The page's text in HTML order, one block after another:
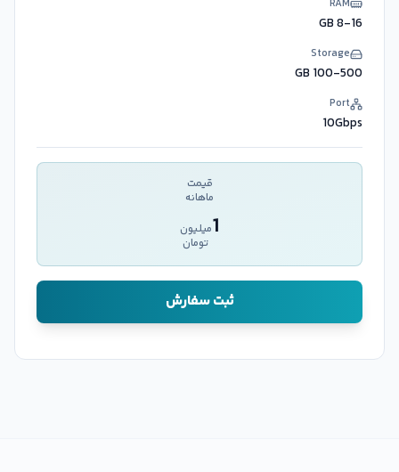
RAM
8-16 GB
Storage
100-500 GB
Port
10Gbps
قیمت
ماهانه
1میلیون
تومان
ثبت سفارش